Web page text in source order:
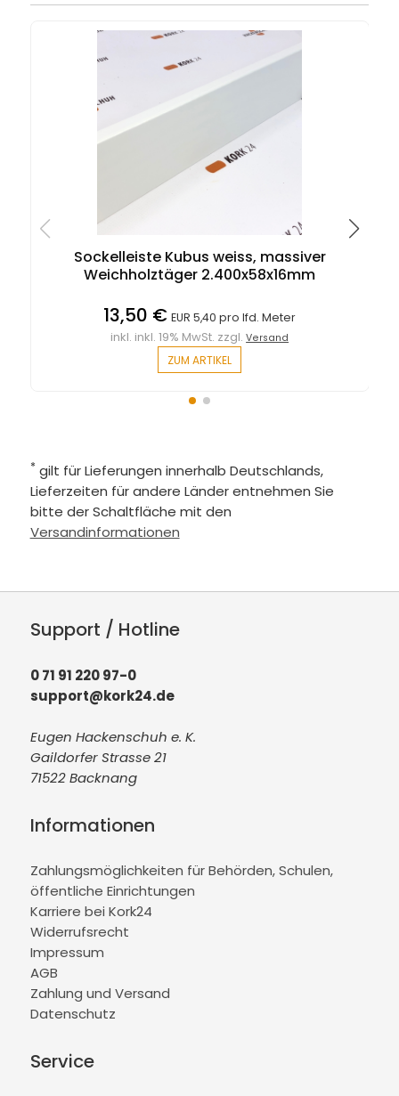
Sockelleiste Kubus weiss, massiver
Weichholztäger 2.400x58x16mm
13,50 € EUR 5,40 pro lfd. Meter
inkl. inkl. 19% MwSt. zzgl.Versand
ZUM ARTIKEL
* gilt für Lieferungen innerhalb Deutschlands,
Lieferzeiten für andere Länder entnehmen Sie
bitte der Schaltfläche mit den
Versandinformationen
Support / Hotline
0 71 91 220 97-0
support@kork24.de
Eugen Hackenschuh e. K.
Gaildorfer Strasse 21
71522 Backnang
Informationen
Zahlungsmöglichkeiten für Behörden, Schulen,
öffentliche Einrichtungen
Karriere bei Kork24
Widerrufsrecht
Impressum
AGB
Zahlung und Versand
Datenschutz
Service